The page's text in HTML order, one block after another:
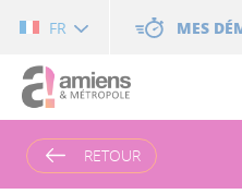
FR MES
RETOUR